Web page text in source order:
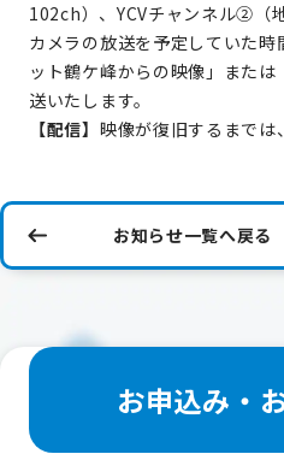
102ch）、YCVチャンネル②（
カメラの放送を予定していた
ット鶴ケ峰からの映像」また
送いたします。
【配信】 映像が復旧するまでは
お知らせ一覧へ戻る
お申込み・